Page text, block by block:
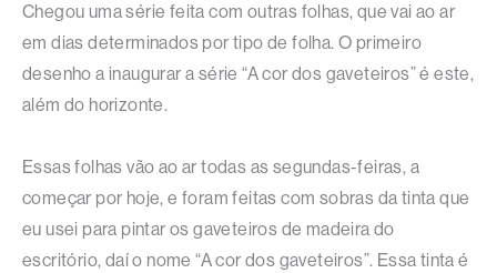
Chegou uma série feita com outras folhas, que vai ao ar
em dias determinados por tipo de folha. O primeiro
desenho a inaugurar a série “A cor dos gaveteiros” é este,
além do horizonte.
Essas folhas vão ao ar todas as segundas-feiras, a
começar por hoje, e foram feitas com sobras da tinta que
eu usei para pintar os gaveteiros de madeira do
escritório, daí o nome “A cor dos gaveteiros”. Essa tinta é